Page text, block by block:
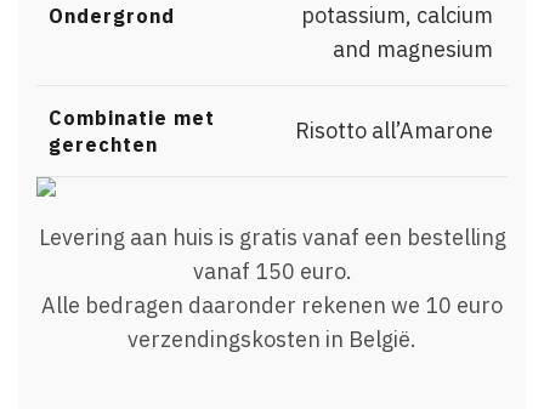
Ondergrond
potassium, calcium
and magnesium
Combinatie met
gerechten
Risotto all’Amarone
Levering aan huis is gratis vanaf een bestelling
vanaf 150 euro.
Alle bedragen daaronder rekenen we 10 euro
verzendingskosten in België.